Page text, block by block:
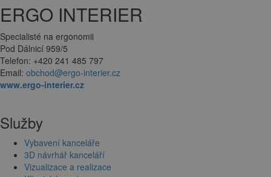
ERGO INTERIER
Specialisté na ergonomii
Pod Dálnicí 959/5
Telefon: +420 241 485 797
Email: obchod@ergo-interier.cz
www.ergo-interier.cz
Služby
Vybavení kanceláře
3D návrhář kanceláří
Vizualizace a realizace